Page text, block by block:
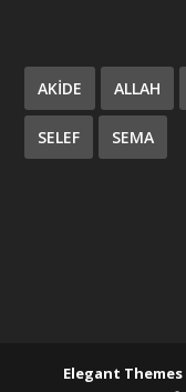
AKIDE ALLAH
SELEF SEMA
Elegant Themes